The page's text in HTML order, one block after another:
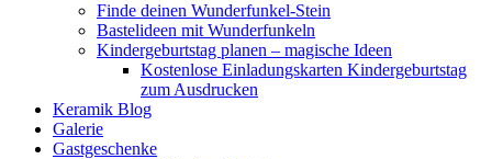
Finde deinen Wunderfunkel-Stein
Bastelideen mit Wunderfunkeln
Kindergeburtstag planen – magische Ideen
Kostenlose Einladungskarten Kindergeburtstag
zum Ausdrucken
Keramik Blog
Galerie
Gastgeschenke